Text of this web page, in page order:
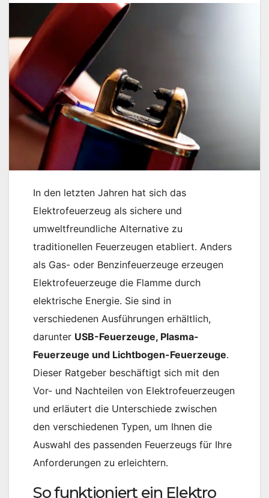
In den letzten Jahren hat sich das
Elektrofeuerzeug als sichere und
umweltfreundliche Alternative zu
traditionellen Feuerzeugen etabliert. Anders
als Gas- oder Benzinfeuerzeuge erzeugen
Elektrofeuerzeuge die Flamme durch
elektrische Energie. Sie sind in
verschiedenen Ausführungen erhältlich,
darunter USB-Feuerzeuge, Plasma-
Feuerzeuge und Lichtbogen-Feuerzeuge.
Dieser Ratgeber beschäftigt sich mit den
Vor- und Nachteilen von Elektrofeuerzeugen
und erläutert die Unterschiede zwischen
den verschiedenen Typen, um Ihnen die
Auswahl des passenden Feuerzeugs für Ihre
Anforderungen zu erleichtern.
So funktioniert ein Elektro